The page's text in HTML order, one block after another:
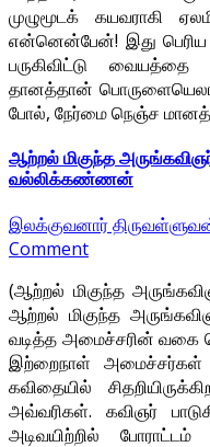
முழுமூடக் கயவராகி
என்னென்பேன்! இது
பருகிவிட்டு
தானத்தான்
போல், நேர்மை நெஞ்ச
ஆற்றல் மிகுந்த
வல்லிக்கண்ணன்
இலக்குவனார்
Comment
(ஆற்றல் மிகுந்த
ஆற்றல் மிகுந்த
வடித்த அமைச்சரின் வகை
இற்றைநாள் அமைச்சர்கள்
கவிதையில்
அவ்வரிகள். கவிஞர்
அடிவயிற்றில்